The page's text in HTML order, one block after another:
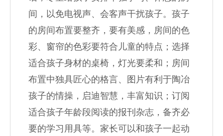
间，以免电视声、会客声干扰孩子。孩子
的房间布置要整齐，要有美感，房间的色
彩、窗帘的色彩要符合儿童的特点；选择
适合孩子身材的桌椅，灯光要柔和；房间
布置中独具匠心的格言、图片有利于陶冶
孩子的情操，启迪智慧，丰富知识；订阅
适合孩子年龄段阅读的报刊杂志，备齐必
要的学习用具等。家长可以和孩子一起动